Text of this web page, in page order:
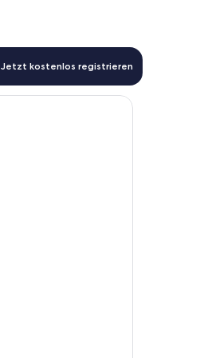
Jetzt kostenlos registrieren